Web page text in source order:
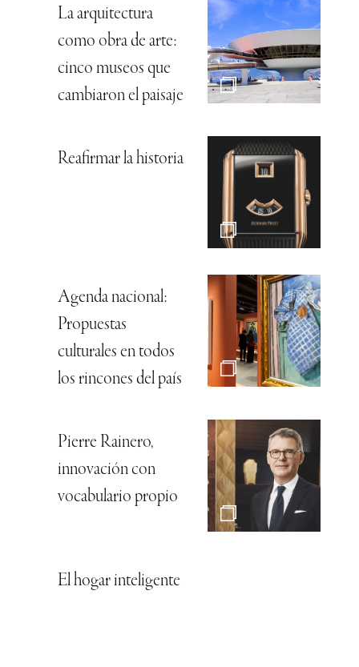
La arquitectura
como obra de arte:
cinco museos que
cambiaron el paisaje
Reafirmar la historia
Agenda nacional:
Propuestas
culturales en todos
los rincones del país
Pierre Rainero,
innovación con
vocabulario propio
El hogar inteligente